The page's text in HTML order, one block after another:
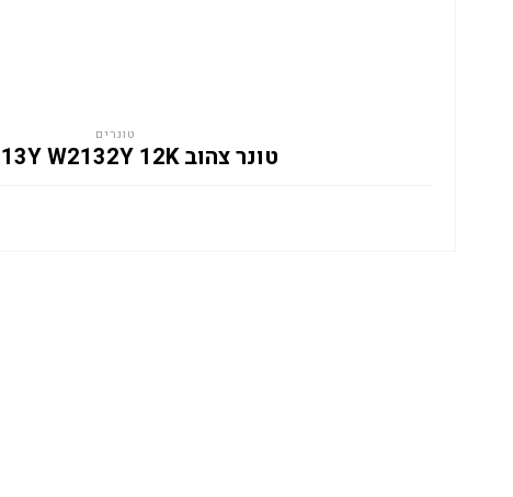
טונרים
טונר צהוב HP 213Y W2132Y 12K